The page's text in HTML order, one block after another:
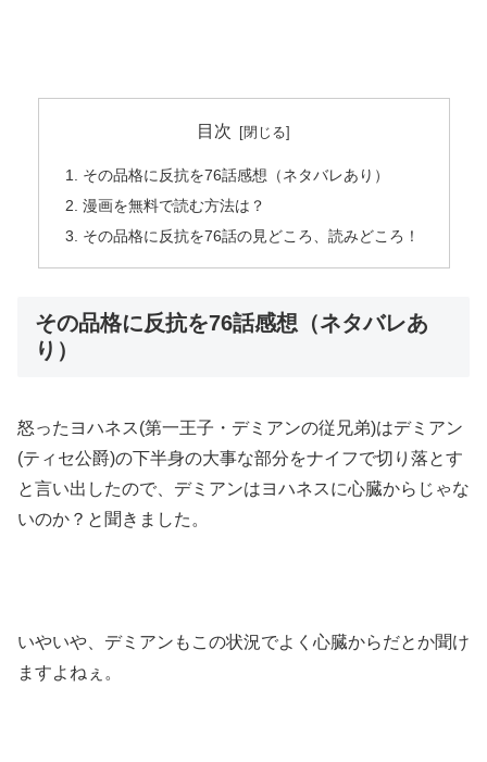
目次
その品格に反抗を76話感想（ネタバレあり）
漫画を無料で読む方法は？
その品格に反抗を76話の見どころ、読みどころ！
その品格に反抗を76話感想（ネタバレあ
り）
怒ったヨハネス(第一王子・デミアンの従兄弟)はデミアン
(ティセ公爵)の下半身の大事な部分をナイフで切り落とす
と言い出したので、デミアンはヨハネスに心臓からじゃな
いのか？と聞きました。
いやいや、デミアンもこの状況でよく心臓からだとか聞け
ますよねぇ。